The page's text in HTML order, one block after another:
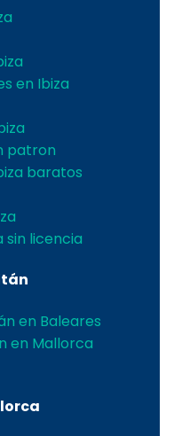
en Ibiza
patron
baratos
sin licencia
en Baleares
en Mallorca